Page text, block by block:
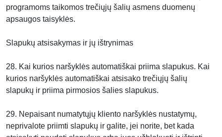
programoms taikomos trečiųjų šalių asmens duomenų
apsaugos taisyklės.
Slapukų atsisakymas ir jų ištrynimas
28. Kai kurios naršyklės automatiškai priima slapukus. Kai
kurios naršyklės automatiškai atsisako trečiųjų šalių
slapukų ir priima pirmosios šalies slapukus.
29. Nepaisant numatytųjų kliento naršyklės nustatymų,
neprivalote priimti slapukų ir galite, jei norite, bet kada